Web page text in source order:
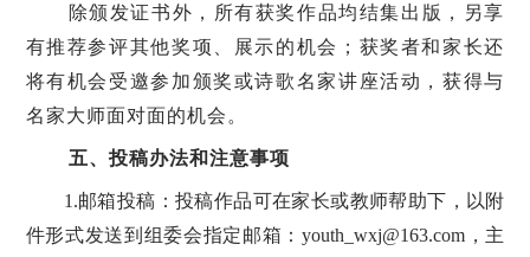
除颁发证书外，所有获奖作品均结集出版，另享
有推荐参评其他奖项、展示的机会；获奖者和家长还
将有机会受邀参加颁奖或诗歌名家讲座活动，获得与
名家大师面对面的机会。
五、投稿办法和注意事项
1.邮箱投稿： 投稿作品可在家长或教师帮助下， 以附
件形式发送到组委会指定邮箱：youth_wxj@163.com，主